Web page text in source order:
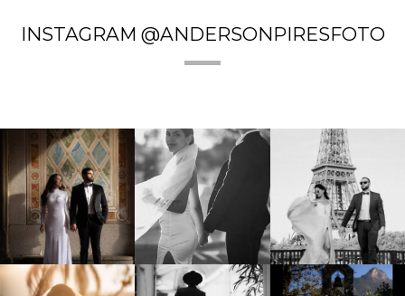
INSTAGRAM @ANDERSONPIRESFOTO